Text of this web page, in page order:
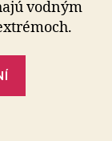
hrádze
ako
vodným